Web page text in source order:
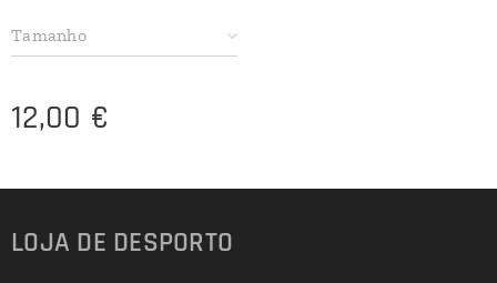
Tamanho
12,00 €
LOJA DE DESPORTO